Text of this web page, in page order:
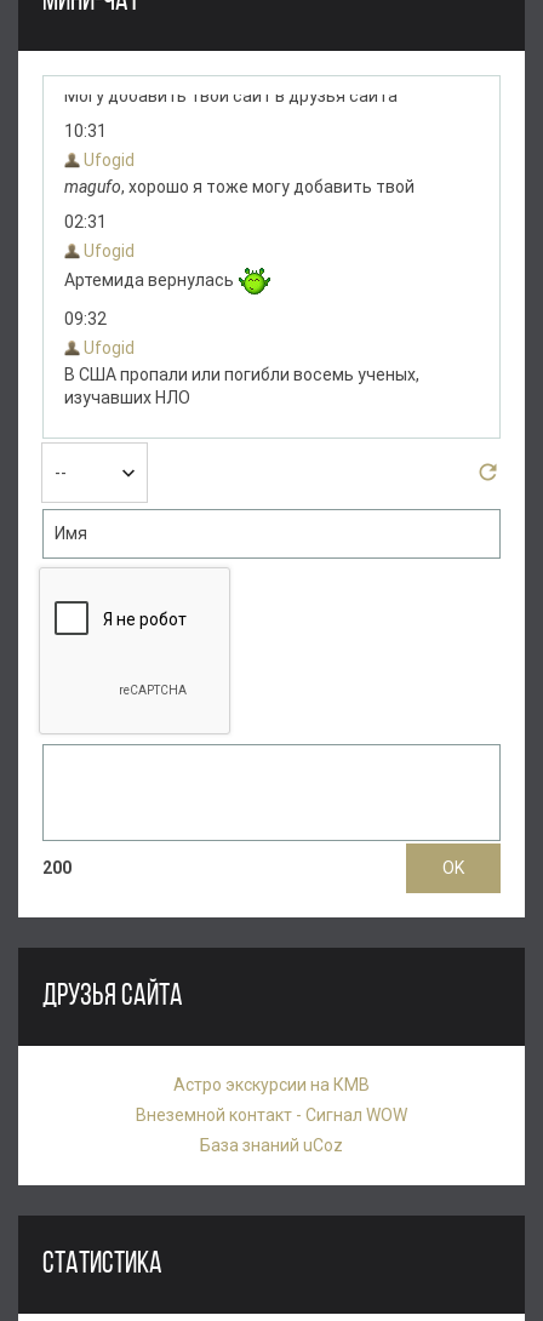
200
ДРУЗЬЯ САЙТА
Астро экскурсии на КМВ
Внеземной контакт - Сигнал WOW
База знаний uCoz
СТАТИСТИКА